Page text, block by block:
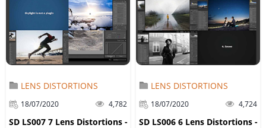
LENS DISTORTIONS
18/07/2020 4,782
SD LS007 7 Lens Distortions -
LENS DISTORTIONS
18/07/2020 4,724
SD LS006 6 Lens Distortions -